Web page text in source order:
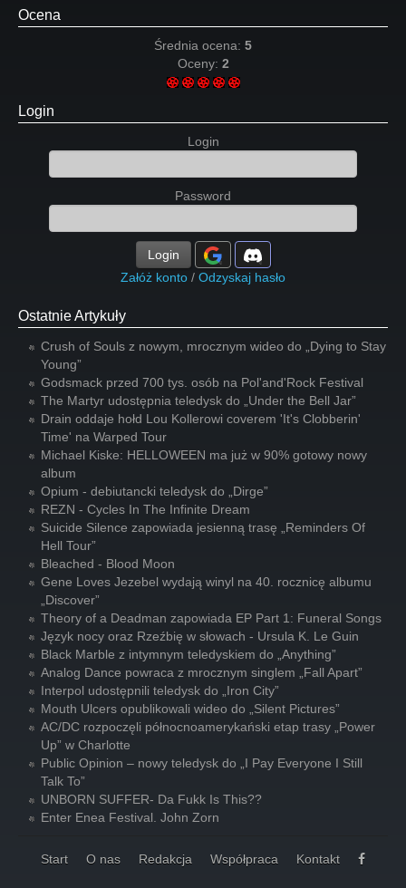
Ocena
Średnia ocena: 5
Oceny: 2
Login
Login
Password
Login
Załóż konto / Odzyskaj hasło
Ostatnie Artykuły
Crush of Souls z nowym, mrocznym wideo do „Dying to Stay
Young”
Godsmack przed 700 tys. osób na Pol'and'Rock Festival
The Martyr udostępnia teledysk do „Under the Bell Jar”
Drain oddaje hołd Lou Kollerowi coverem 'It's Clobberin'
Time' na Warped Tour
Michael Kiske: HELLOWEEN ma już w 90% gotowy nowy
album
Opium - debiutancki teledysk do „Dirge”
REZN - Cycles In The Infinite Dream
Suicide Silence zapowiada jesienną trasę „Reminders Of
Hell Tour”
Bleached - Blood Moon
Gene Loves Jezebel wydają winyl na 40. rocznicę albumu
„Discover”
Theory of a Deadman zapowiada EP Part 1: Funeral Songs
Język nocy oraz Rzeźbię w słowach - Ursula K. Le Guin
Black Marble z intymnym teledyskiem do „Anything”
Analog Dance powraca z mrocznym singlem „Fall Apart”
Interpol udostępnili teledysk do „Iron City”
Mouth Ulcers opublikowali wideo do „Silent Pictures”
AC/DC rozpoczęli północnoamerykański etap trasy „Power
Up” w Charlotte
Public Opinion – nowy teledysk do „I Pay Everyone I Still
Talk To”
UNBORN SUFFER- Da Fukk Is This??
Enter Enea Festival. John Zorn
Start O nas Redakcja Współpraca Kontakt